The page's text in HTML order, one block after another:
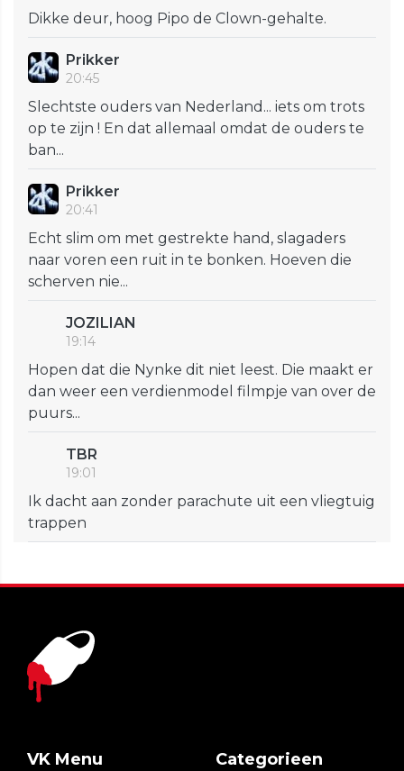
Dikke deur, hoog Pipo de Clown-gehalte.
Prikker
20:45
Slechtste ouders van Nederland... iets om trots
op te zijn ! En dat allemaal omdat de ouders te
ban...
Prikker
20:41
Echt slim om met gestrekte hand, slagaders
naar voren een ruit in te bonken. Hoeven die
scherven nie...
JOZILIAN
19:14
Hopen dat die Nynke dit niet leest. Die maakt er
dan weer een verdienmodel filmpje van over de
puurs...
TBR
19:01
Ik dacht aan zonder parachute uit een vliegtuig
trappen
VK Menu Categorieen